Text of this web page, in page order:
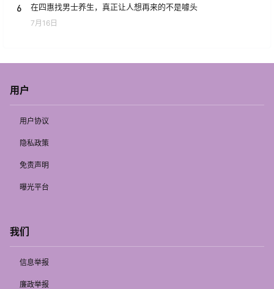
6 在四惠找男士养生，真正让人想再来的不是噱头
7月16日
用户
用户协议
隐私政策
免责声明
曝光平台
我们
信息举报
廉政举报